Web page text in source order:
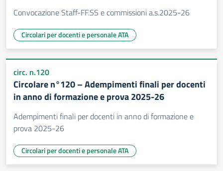
Convocazione Staff-FF.SS e commissioni a.s.2025-26
Circolari per docenti e personale ATA
circ. n.120
Circolare n°120 – Adempimenti finali per docenti
in anno di formazione e prova 2025-26
Adempimenti finali per docenti in anno di formazione e
prova 2025-26
Circolari per docenti e personale ATA